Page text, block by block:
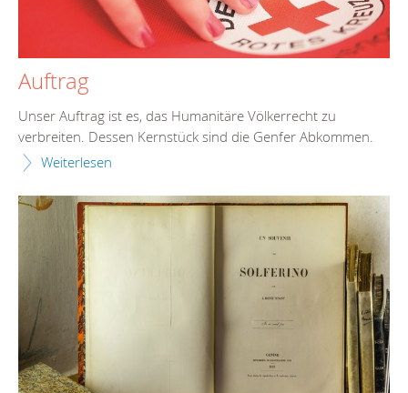
Auftrag
Unser Auftrag ist es, das Humanitäre Völkerrecht zu
verbreiten. Dessen Kernstück sind die Genfer Abkommen.
Weiterlesen